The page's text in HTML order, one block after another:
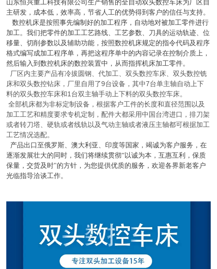
山东恒兴重工科技有限公司生产销售的全自动双头数控车床为厂区自
主研发，成本低，效率高，节省人工的优势得到客户的信任与支持。
数控机床是按照事先编制好的加工程序，自动地对被加工零件进行
加工。我们把零件的加工工艺路线、工艺参数、刀具的运动轨迹、位
移量、切削参数以及辅助功能，按照数控机床规定的指令代码及程序
格式编写成加工程序单，再把这程序单中的内容记录在控制介质上，
然后输入到数控机床的数控装置中，从而指挥机床加工零件。
厂区内主要产品有冷拔圆钢、代加工、双头数控车床、双头数控铣
床和双头数控钻床，厂里自用了9台设备，其中7台单主轴自动上下
料的双头数控车床和1 台双主轴手动上下料的双头数控车床。
全部机床都为非标定制设备，根据客户工件的长度和直径范围以及
加工工艺和精度要求专机定制，配件大都采用中国台湾进口，排刀架
或者转刀塔、硬轨或者线轨以及气动主轴或者液压主轴都可根据加工
工艺情况选配。
产品出口至俄罗斯、澳大利亚、印度等国家，竭诚为客户服务，在
逐渐发展壮大的同时，我们将继续贯彻“以诚为本，互惠互利，保质
保量，交货及时"的方针，为您提供优质的服务，欢迎各界新老客户
光临指导洽谈工作。